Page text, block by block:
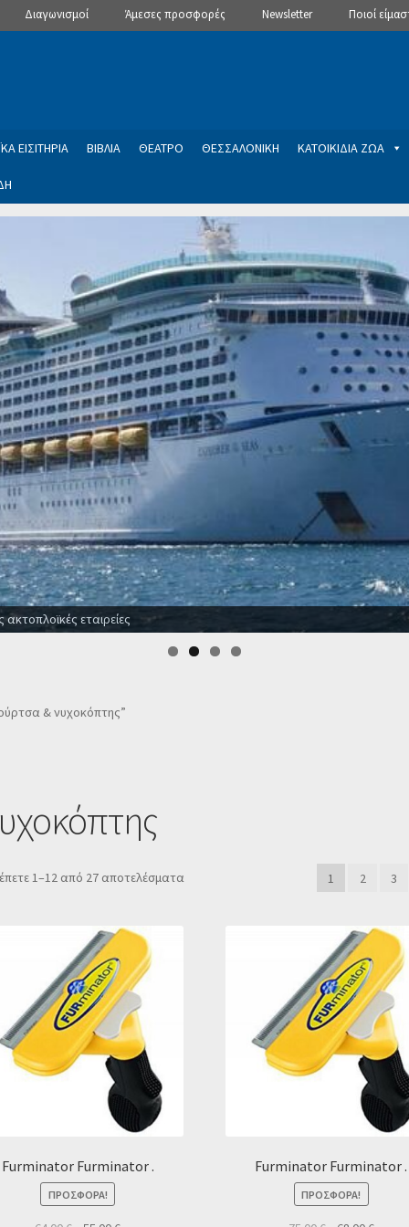
Διαγωνισμοί Άμεσες προσφορές Newsletter Ποιοί
ΕΙΣΙΤΗΡΙΑ ΒΙΒΛΙΑ ΘΕΑΤΡΟ ΘΕΣΣΑΛΟΝΙΚΗ ΚΑΤΟΙΚΙΔΙΑ ΖΩΑ
Newsletter
εγγραφής στο Newsletter του Dealistas.grΕπικοινωνία
Οι καλύτερες προσφορές σε ξενοδοχεία για
& νυχοκόπτης”
1–12 από 27 αποτελέσματα 1 2 3
Furminator Furminator .
ΠΡΟΣΦΟΡΆ!
Furminator Furminator .
ΠΡΟΣΦΟΡΆ!